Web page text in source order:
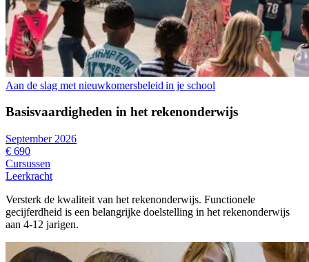
Aan de slag met nieuwkomersbeleid in je school
Basisvaardigheden in het rekenonderwijs
September 2026
€ 690
Cursussen
Leerkracht
Versterk de kwaliteit van het rekenonderwijs. Functionele
gecijferdheid is een belangrijke doelstelling in het rekenonderwijs
aan 4-12 jarigen.